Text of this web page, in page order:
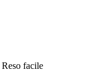
Reso facile